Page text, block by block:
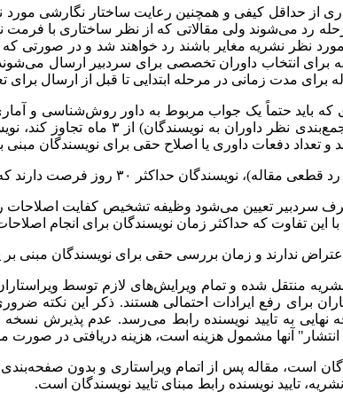
با فرمت مورد نظر نشریه مغایر باشند رد خواهند شد و در
برای انتخاب داوران تخصصی برای سردبیر ارسال
برای مدت زمانی در مرحله ابتدایی تا قبل از ارسال
توسط سردبیر، با اخذ حداقل ۳ جواب داوری که باید حتماً یک جواب
مرحله داوری (از تاریخ ارسال مقاله
و تعداد دفعات داوری یا اصلاح حقی برای نویسندگان
که مقاله را براساس نظر داوران اصلاح کرده و ارسال نمایند.
سردبیر تعیین می‌شود وظیفه تشخیص کفایت
تفاوت که حداکثر زمان نویسندگان برای انجام اصلاحات مجدد ۷
ندارند و زمان بررسی حقی برای نویسندگان مبنی بر
منتقل شده و تمام ویرایش‌های لازم توسط
برای رفع ایرادات احتمالی هستند. ذکر این نکته
به تایید نویسنده رابط می‌رسد. عدم پذیرش
آنها مشمول هزینه است، هزینه دریافتی در صورت
است، مقاله پس از اتمام ویراستاری و بدون
تایید نویسنده رابط مبنای تایید نویسندگان است.